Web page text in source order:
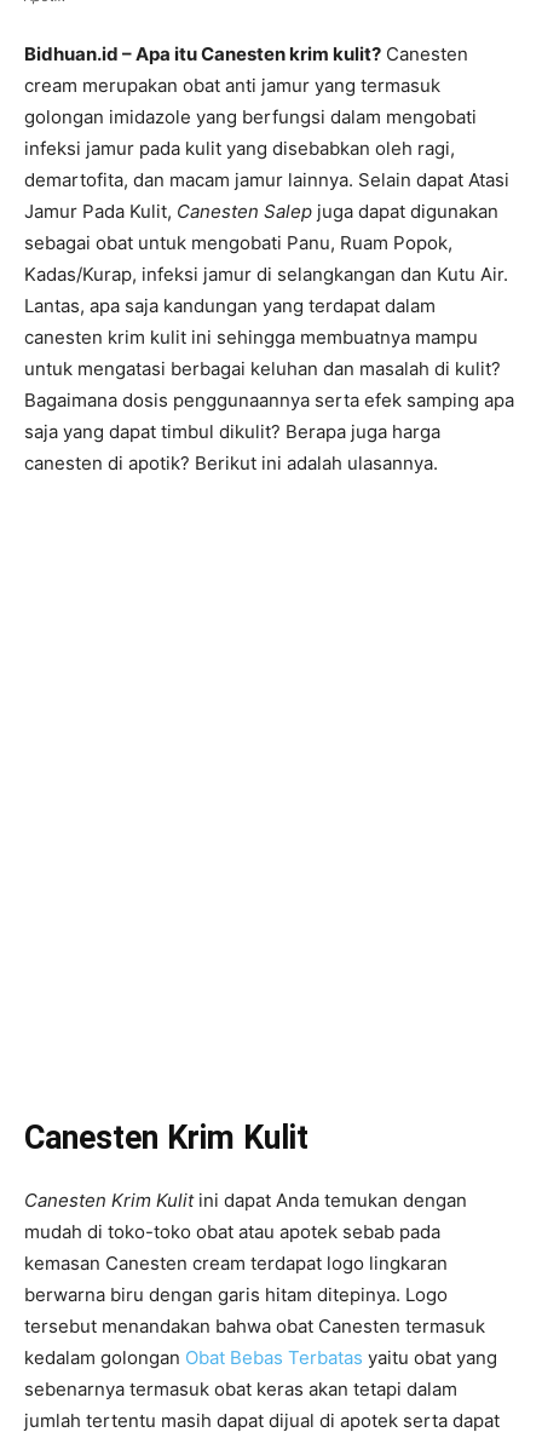
Bidhuan.id – Apa itu Canesten krim kulit? Canesten
cream merupakan obat anti jamur yang termasuk
golongan imidazole yang berfungsi dalam mengobati
infeksi jamur pada kulit yang disebabkan oleh ragi,
demartofita, dan macam jamur lainnya. Selain dapat Atasi
Jamur Pada Kulit, Canesten Salep juga dapat digunakan
sebagai obat untuk mengobati Panu, Ruam Popok,
Kadas/Kurap, infeksi jamur di selangkangan dan Kutu Air.
Lantas, apa saja kandungan yang terdapat dalam
canesten krim kulit ini sehingga membuatnya mampu
untuk mengatasi berbagai keluhan dan masalah di kulit?
Bagaimana dosis penggunaannya serta efek samping apa
saja yang dapat timbul dikulit? Berapa juga harga
canesten di apotik? Berikut ini adalah ulasannya.
Canesten Krim Kulit
Canesten Krim Kulitini dapat Anda temukan dengan
mudah di toko-toko obat atau apotek sebab pada
kemasan Canesten cream terdapat logo lingkaran
berwarna biru dengan garis hitam ditepinya. Logo
tersebut menandakan bahwa obat Canesten termasuk
kedalam golongan Obat Bebas Terbatas yaitu obat yang
sebenarnya termasuk obat keras akan tetapi dalam
jumlah tertentu masih dapat dijual di apotek serta dapat